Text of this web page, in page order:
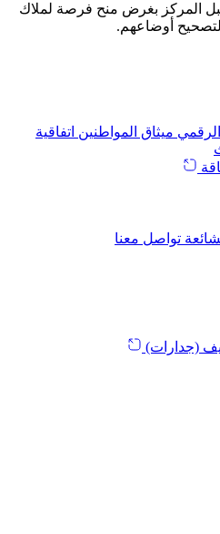
المركز بغرض منح فرصة لملاك
لتصحيح أوضاعهم.
ميثاق المواطنين اتفاقية
تواصل معنا
(جدارات)